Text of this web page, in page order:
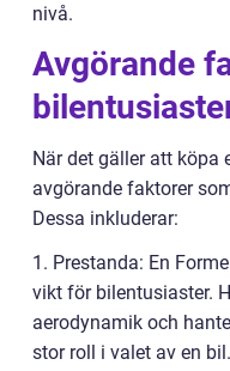
nivå.
Avgörande
När det gäller att köpa
avgörande faktorer
Dessa inkluderar:
1. Prestanda: En
vikt för bilentusiaster.
aerodynamik och
stor roll i valet av en bil.